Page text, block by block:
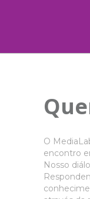
O
encontro
Nosso